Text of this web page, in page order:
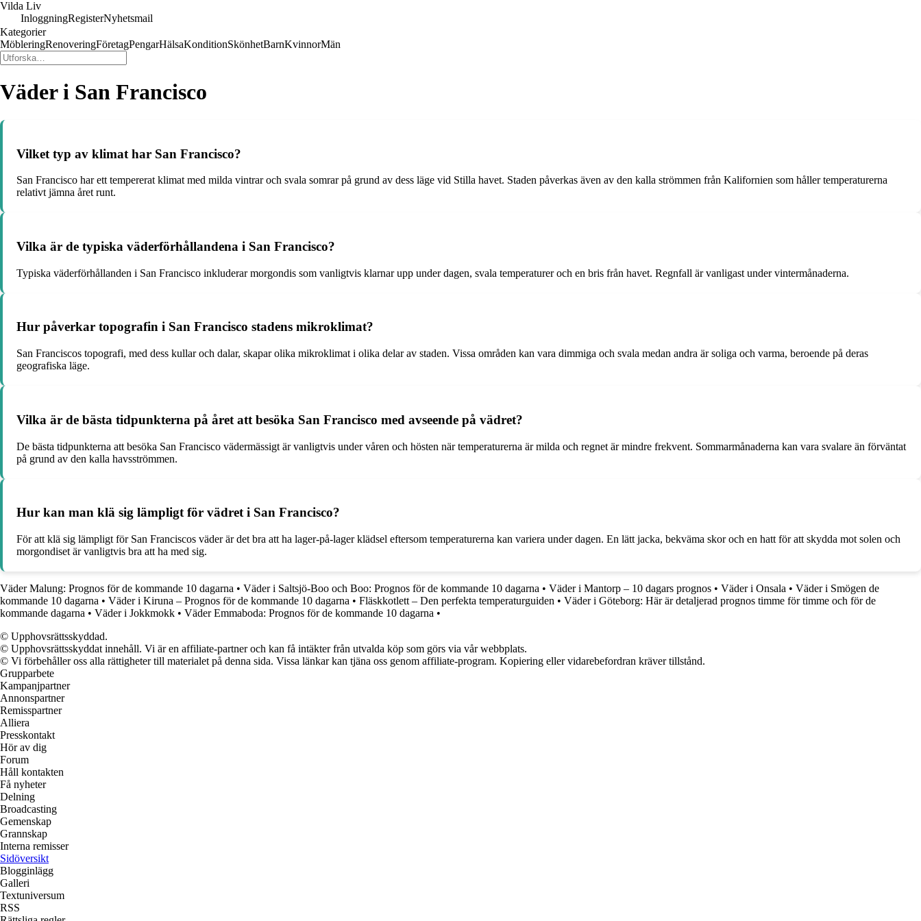
Vilda Liv
InloggningRegisterNyhetsmail
Kategorier
MöbleringRenoveringFöretagPengarHälsaKonditionSkönhetBarnKvinnorMän
Väder i San Francisco
Vilket typ av klimat har San Francisco?
San Francisco har ett tempererat klimat med milda vintrar och svala somrar på grund av dess läge vid Stilla havet. Staden påverkas även av den kalla strömmen från Kalifornien som håller temperaturerna
relativt jämna året runt.
Vilka är de typiska väderförhållandena i San Francisco?
Typiska väderförhållanden i San Francisco inkluderar morgondis som vanligtvis klarnar upp under dagen, svala temperaturer och en bris från havet. Regnfall är vanligast under vintermånaderna.
Hur påverkar topografin i San Francisco stadens mikroklimat?
San Franciscos topografi, med dess kullar och dalar, skapar olika mikroklimat i olika delar av staden. Vissa områden kan vara dimmiga och svala medan andra är soliga och varma, beroende på deras
geografiska läge.
Vilka är de bästa tidpunkterna på året att besöka San Francisco med avseende på vädret?
De bästa tidpunkterna att besöka San Francisco vädermässigt är vanligtvis under våren och hösten när temperaturerna är milda och regnet är mindre frekvent. Sommarmånaderna kan vara svalare än förväntat
på grund av den kalla havsströmmen.
Hur kan man klä sig lämpligt för vädret i San Francisco?
För att klä sig lämpligt för San Franciscos väder är det bra att ha lager-på-lager klädsel eftersom temperaturerna kan variera under dagen. En lätt jacka, bekväma skor och en hatt för att skydda mot solen och
morgondiset är vanligtvis bra att ha med sig.
Väder Malung: Prognos för de kommande 10 dagarna • Väder i Saltsjö-Boo och Boo: Prognos för de kommande 10 dagarna • Väder i Mantorp – 10 dagars prognos • Väder i Onsala • Väder i Smögen de
kommande 10 dagarna • Väder i Kiruna – Prognos för de kommande 10 dagarna • Fläskkotlett – Den perfekta temperaturguiden • Väder i Göteborg: Här är detaljerad prognos timme för timme och för de
kommande dagarna • Väder i Jokkmokk • Väder Emmaboda: Prognos för de kommande 10 dagarna •
© Upphovsrättsskyddad.
© Upphovsrättsskyddat innehåll. Vi är en affiliate-partner och kan få intäkter från utvalda köp som görs via vår webbplats.
© Vi förbehåller oss alla rättigheter till materialet på denna sida. Vissa länkar kan tjäna oss genom affiliate-program. Kopiering eller vidarebefordran kräver tillstånd.
Grupparbete
Kampanjpartner
Annonspartner
Remisspartner
Alliera
Presskontakt
Hör av dig
Forum
Håll kontakten
Få nyheter
Delning
Broadcasting
Gemenskap
Grannskap
Interna remisser
Sidöversikt
Blogginlägg
Galleri
Textuniversum
RSS